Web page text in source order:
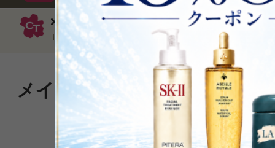
オルラーヌ マスク・パック
マスク
リュート）75ml
メイクアップベースとしての
め